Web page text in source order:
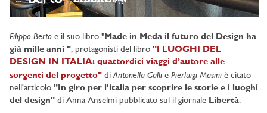
Filippo Berto e il suo libro "Made in Meda il futuro del Design ha
già mille anni ", protagonisti del libro "I LUOGHI DEL
DESIGN IN ITALIA: quattordici viaggi d’autore alle
sorgenti del progetto" diAntonella Galli e Pierluigi Masini è citato
nell'articolo "In giro per l'italia per scoprire le storie e i luoghi
del design" di Anna Anselmi pubblicato sul il giornale Libertà.